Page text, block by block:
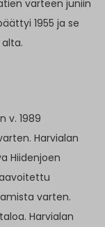
varteen juniin
1955 ja se
v. 1989
Harvialan
Hiidenjoen
varten.
Harvialan